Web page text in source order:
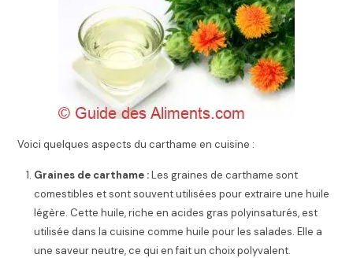
Voici quelques aspects du carthame en cuisine :
Graines de carthame :Les graines de carthame sont
comestibles et sont souvent utilisées pour extraire une huile
légère. Cette huile, riche en acides gras polyinsaturés, est
utilisée dans la cuisine comme huile pour les salades. Elle a
une saveur neutre, ce qui en fait un choix polyvalent.